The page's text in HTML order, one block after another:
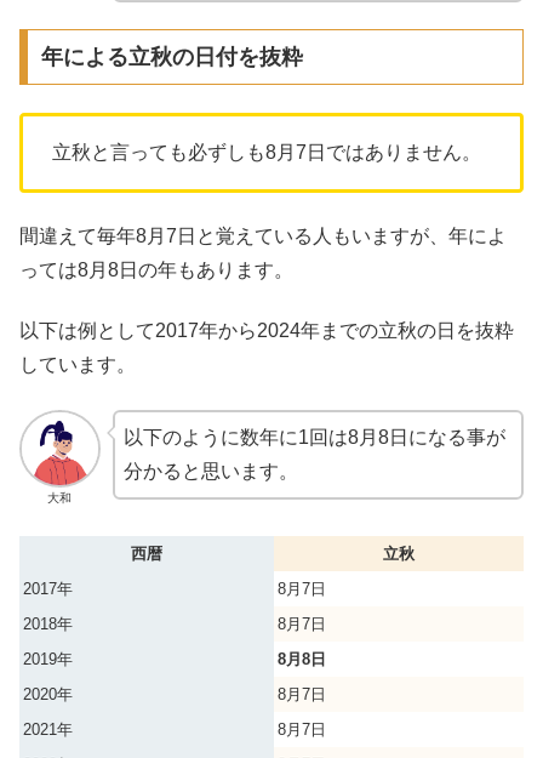
年による立秋の日付を抜粋
立秋と言っても必ずしも8月7日ではありません。
間違えて毎年8月7日と覚えている人もいますが、年によ
っては8月8日の年もあります。
以下は例として2017年から2024年までの立秋の日を抜粋
しています。
大和
以下のように数年に1回は8月8日になる事が
分かると思います。
西暦
立秋
2017年
8月7日
2018年
8月7日
2019年
8月8日
2020年
8月7日
2021年
8月7日